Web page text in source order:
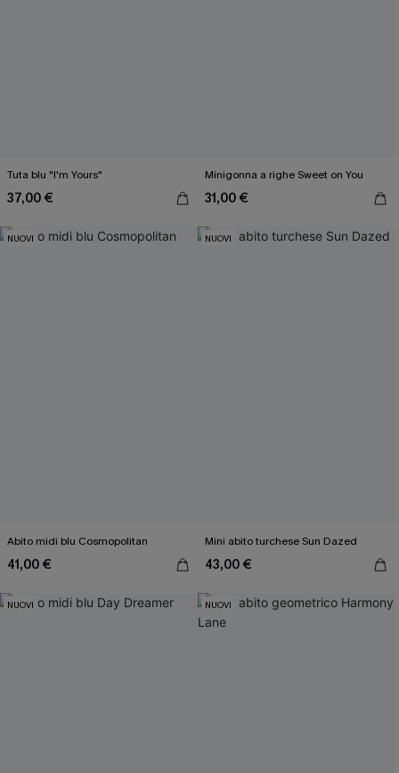
Tuta blu "I'm Yours"
37,00 €
Minigonna a righe Sweet on You
31,00 €
NUOVI
Abito midi blu Cosmopolitan
41,00 €
NUOVI
Mini abito turchese Sun Dazed
43,00 €
NUOVI NUOVI